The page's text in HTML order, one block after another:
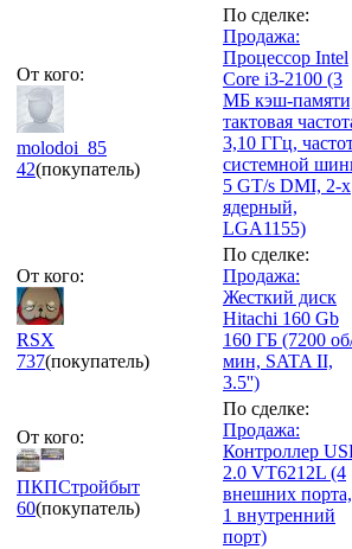
От кого:
molodoi_85
42(покупатель)
По сделке:
Продажа:
Процессор Intel
Core i3-2100 (3
МБ кэш-
тактовая
3,10 ГГц,
системной
5 GT/s DMI, 2-х
ядерный,
LGA1155)
От кого:
RSX
737(покупатель)
По сделке:
Продажа:
Жесткий диск
Hitachi 160 Gb
160 ГБ (7200
мин, SATA II,
3.5'')
От кого:
ПКПСтройбыт
60(покупатель)
По сделке:
Продажа:
Контроллер
2.0 VT6212L (4
внешних порта,
1 внутренний
порт)